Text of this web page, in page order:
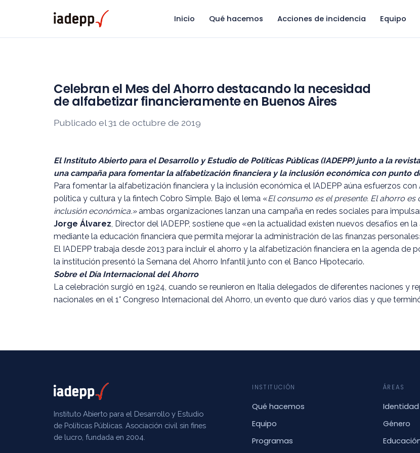
Inicio Qué hacemos Acciones de incidencia Equipo
Celebran el Mes del Ahorro destacando la necesidad
de alfabetizar financieramente en Buenos Aires
Publicado el 31 de octubre de 2019
El Instituto Abierto para el Desarrollo y Estudio de Políticas Públicas (IADEPP) junto a la
una campaña para fomentar la alfabetización financiera y la inclusión económica con punto
Para fomentar la alfabetización financiera y la inclusión económica el IADEPP aúna esfuerzos
política y cultura y la fintech Cobro Simple. Bajo el lema «El consumo es el presente. El ahorro
inclusión económica.»ambas organizaciones lanzan una campaña en redes sociales para
Jorge Álvarez, Director del IADEPP, sostiene que «en la actualidad existen nuevos desafíos en
mediante la educación financiera que permita mejorar la administración de las finanzas
El IADEPP trabaja desde 2013 para incluir el ahorro y la alfabetización financiera en la agenda de
la institución presentó la Semana del Ahorro Infantil junto con el Banco Hipotecario.
Sobre el Día Internacional del Ahorro
La celebración surgió en 1924, cuando se reunieron en Italia delegados de diferentes naciones y
nacionales en el 1° Congreso Internacional del Ahorro, un evento que duró varios días y que
Instituto Abierto para el Desarrollo y Estudio
de Políticas Públicas. Asociación civil sin fines
de lucro, fundada en 2004.
INSTITUCIÓN
Qué hacemos
Equipo
Programas
ÁREAS
Identidad
Género